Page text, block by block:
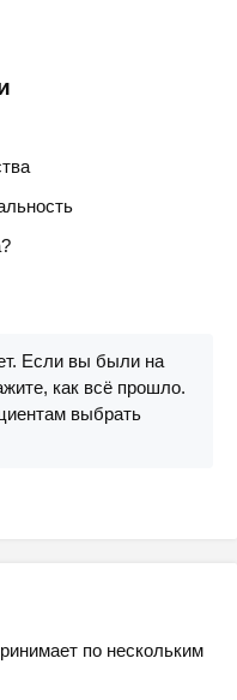
Если вы были на
как всё прошло.
выбрать
по нескольким